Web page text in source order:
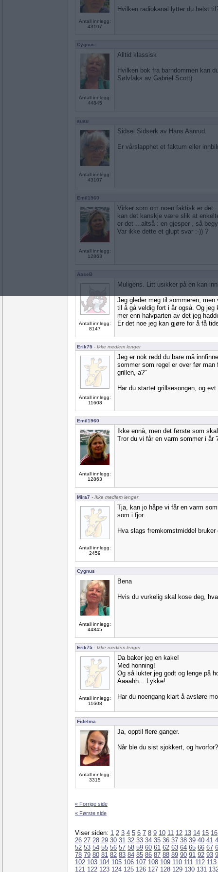
Antall innlegg:
43107
Hvilken radiokanal lytter du helst
Cygnus
Antall innlegg:
44845
Alltid klassisk
Hvilken bok fra barndommen kan
Sølvfaks av Gabriel Scott)
auau
Antall innlegg:
43107
Sidsel Sidserk av Hans Aanrud.
Er vårslapphet et faktum eller
Emil1960
Antall innlegg:
12863
Virker som om noen faktisk er det
kan det kanskje være slik at
er det ...altså : en gjesper , så
Var ikke dette et glupt svar :-)) ?
AaseB
Antall innlegg:
8147
Muligens. Litt usikker på en kan
Jeg gleder meg til sommeren,
til å gå veldig fort i år også. Og jeg
mer enn halvparten av det jeg
Er det noe jeg kan gjøre for å få
Erik75 - Ikke medlem lenger
Antall innlegg:
11608
Jeg er nok redd du bare må
sommer som regel er over før
grillen, a?"
Har du startet grillsesongen, og
Emil1960
Antall innlegg:
12863
Ikke ennå, men det første som
Tror du vi får en varm sommer i år
Mira7 - Ikke medlem lenger
Antall innlegg:
2459
Tja, kan jo håpe vi får en varm
som i fjor.
Hva slags fremkomstmiddel
Cygnus
Antall innlegg:
44845
Bena
Hvis du vurkelig skal kose deg,
Erik75 - Ikke medlem lenger
Antall innlegg:
11608
Da baker jeg en kake!
Med honning!
Og så lukter jeg godt og lenge på
Aaaahh... Lykke!
Har du noengang klart å avsløre
Fidelma
Antall innlegg:
3315
Ja, opptil flere ganger.
Når ble du sist sjokkert, og hvorfor?
« Forrige side
« Første side
Viser siden: 1 2 3 4 5 6 7 8 9 10 11 12 13 14 15 16
26 27 28 29 30 31 32 33 34 35 36 37 38 39 40 41
52 53 54 55 56 57 58 59 60 61 62 63 64 65 66 67
78 79 80 81 82 83 84 85 86 87 88 89 90 91 92 93
102 103 104 105 106 107 108 109 110 111 112 113
121 122 123 124 125 126 127 128 129 130 131